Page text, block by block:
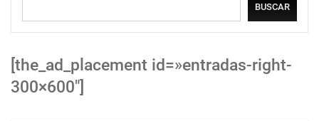
BUSCAR
[the_ad_placement id=»entradas-right-
300×600″]